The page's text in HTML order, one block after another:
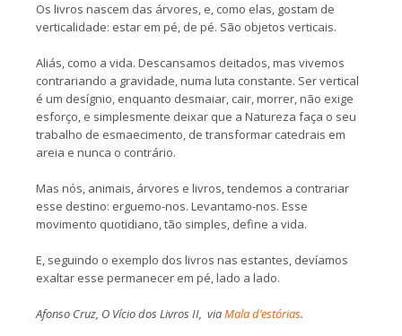
Os livros nascem das árvores, e, como elas, gostam de
verticalidade: estar em pé, de pé. São objetos verticais.
Aliás, como a vida. Descansamos deitados, mas vivemos
contrariando a gravidade, numa luta constante. Ser vertical
é um desígnio, enquanto desmaiar, cair, morrer, não exige
esforço, e simplesmente deixar que a Natureza faça o seu
trabalho de esmaecimento, de transformar catedrais em
areia e nunca o contrário.
Mas nós, animais, árvores e livros, tendemos a contrariar
esse destino: erguemo-nos. Levantamo-nos. Esse
movimento quotidiano, tão simples, define a vida.
E, seguindo o exemplo dos livros nas estantes, devíamos
exaltar esse permanecer em pé, lado a lado.
Afonso Cruz, O Vício dos Livros II, viaMala d’estórias.